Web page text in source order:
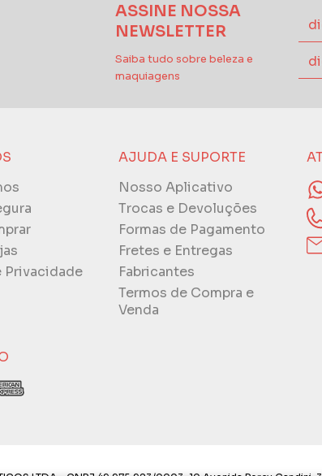
ASSINE NOSSA
NEWSLETTER
Saiba tudo sobre beleza e
maquiagens
Privacidade
AJUDA E SUPORTE
Nosso Aplicativo
Trocas e Devoluções
Formas de Pagamento
Fretes e Entregas
Fabricantes
Termos de Compra e
Venda